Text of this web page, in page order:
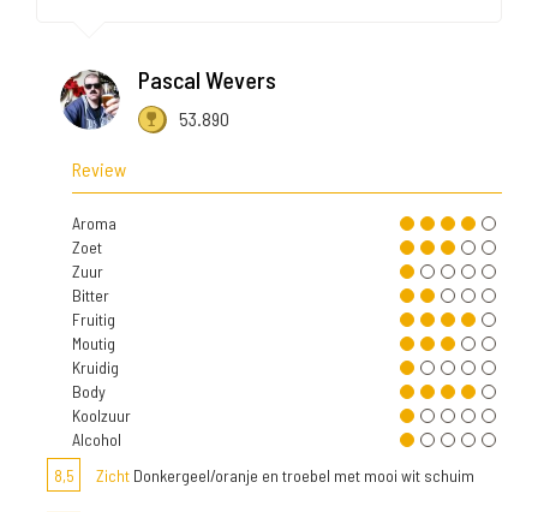
Pascal Wevers
53.890
Review
Aroma
Zoet
Zuur
Bitter
Fruitig
Moutig
Kruidig
Body
Koolzuur
Alcohol
8,5
Zicht Donkergeel/oranje en troebel met mooi wit schuim